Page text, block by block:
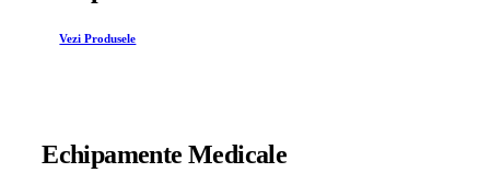
Vezi Produsele
Echipamente Medicale